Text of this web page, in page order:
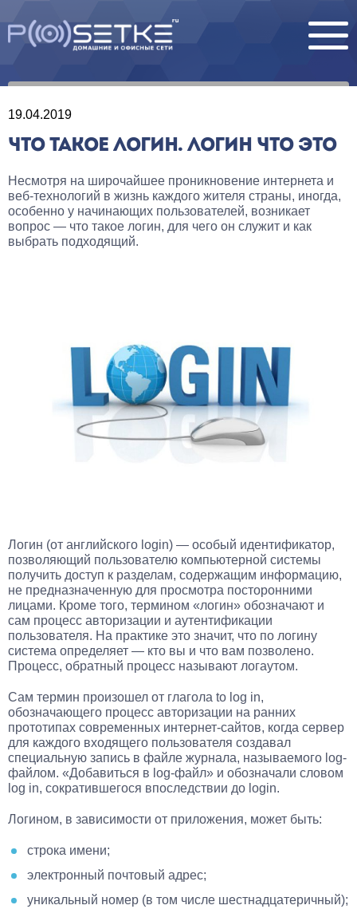
19.04.2019
ЧТО ТАКОЕ ЛОГИН. ЛОГИН ЧТО ЭТО
Несмотря на широчайшее проникновение интернета и
веб-технологий в жизнь каждого жителя страны, иногда,
особенно у начинающих пользователей, возникает
вопрос — что такое логин, для чего он служит и как
выбрать подходящий.
Логин (от английского login) — особый идентификатор,
позволяющий пользователю компьютерной системы
получить доступ к разделам, содержащим информацию,
не предназначенную для просмотра посторонними
лицами. Кроме того, термином «логин» обозначают и
сам процесс авторизации и аутентификации
пользователя. На практике это значит, что по логину
система определяет — кто вы и что вам позволено.
Процесс, обратный процесс называют логаутом.
Сам термин произошел от глагола to log in,
обозначающего процесс авторизации на ранних
прототипах современных интернет-сайтов, когда сервер
для каждого входящего пользователя создавал
специальную запись в файле журнала, называемого log-
файлом. «Добавиться в log-файл» и обозначали словом
log in, сократившегося впоследствии до login.
Логином, в зависимости от приложения, может быть:
строка имени;
электронный почтовый адрес;
уникальный номер (в том числе шестнадцатеричный);